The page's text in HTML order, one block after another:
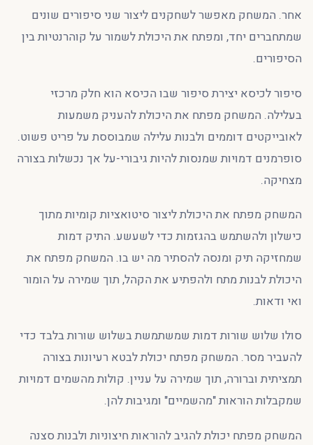
אחר. המשחק מאפשר לשחקנים ליצור שני סיפורים שונים
שמתחברים יחד, ומפתח את היכולת לשמור על קוהרנטיות בין
הסיפורים.
סיפור לכיסא יצירת סיפור שבו הכיסא הוא חלק מרכזי
בעלילה. המשחק מפתח את היכולת להעניק משמעות
לאובייקטים דוממים ולבנות עלילה שמבוססת על פריט פשוט.
סופרמנים דמויות שמנסות להיות גיבורי-על אך נכשלות בצורה
מצחיקה.
המשחק מפתח את היכולת ליצור סיטואציות קומיות מתוך
כישלון ולהשתמש בהגזמות כדי לשעשע. התיק דמות
שמחזיקה תיק ומנסה להסתיר מה יש בו. המשחק מפתח את
היכולת לבנות מתח ולהפתיע את הקהל, תוך שמירה על הומור
ואי ודאות.
סולו שלוש שורות דמות שמשתמשת בשלוש שורות בלבד כדי
להעביר מסר. המשחק מפתח יכולת לבטא רעיונות בצורה
תמציתית וברורה, תוך שמירה על עניין. קולות מהשמים דמויות
שמקבלות הוראות "מהשמיים" ומגיבות להן.
המשחק מפתח יכולת להגיב להוראות חיצוניות ולבנות סצנה